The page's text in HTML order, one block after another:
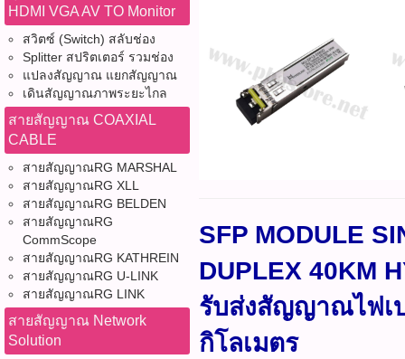
HDMI VGA AV TO Monitor
สวิตซ์ (Switch) สลับช่อง
Splitter สปริตเตอร์ รวมช่อง
แปลงสัญญาณ แยกสัญญาณ
เดินสัญญาณภาพระยะไกล
สายสัญญาณ COAXIAL
CABLE
สายสัญญาณRG MARSHAL
สายสัญญาณRG XLL
สายสัญญาณRG BELDEN
สายสัญญาณRG
CommScope
สายสัญญาณRG KATHREIN
สายสัญญาณRG U-LINK
สายสัญญาณRG LINK
สายสัญญาณ Network
Solution
SFP MODULE
DUPLEX 40KM
รับส่งสัญญาณไฟเ
กิโลเมตร